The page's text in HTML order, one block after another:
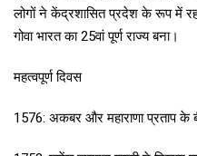
लोगों ने केंद्रशासित प्रदेश के रूप में
गोवा भारत का 25वां पूर्ण राज्य बना।
महत्वपूर्ण दिवस
1576: अकबर और महाराणा प्रताप के